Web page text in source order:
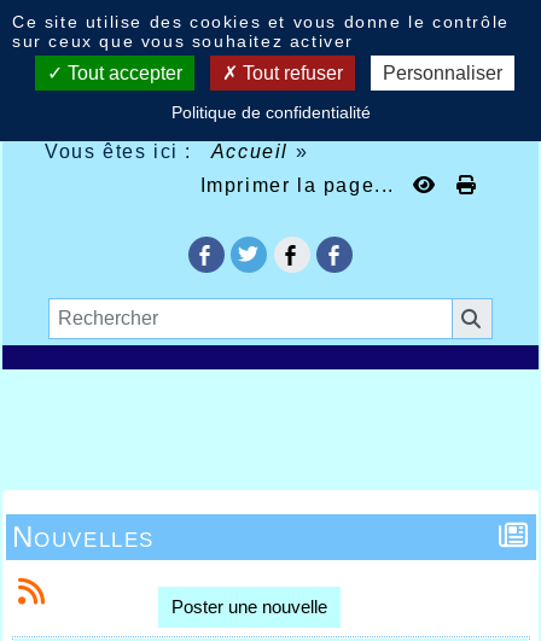
Vous êtes ici : Accueil »
Imprimer la page...
Nouvelles
Poster une nouvelle
Ce site utilise des cookies et vous donne le contrôle
sur ceux que vous souhaitez activer
Tout accepter Tout refuser Personnaliser
Politique de confidentialité